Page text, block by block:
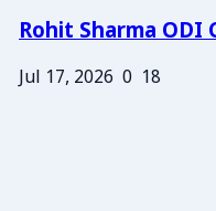
Rohit Sharma ODI
Jul 17, 2026 0 18